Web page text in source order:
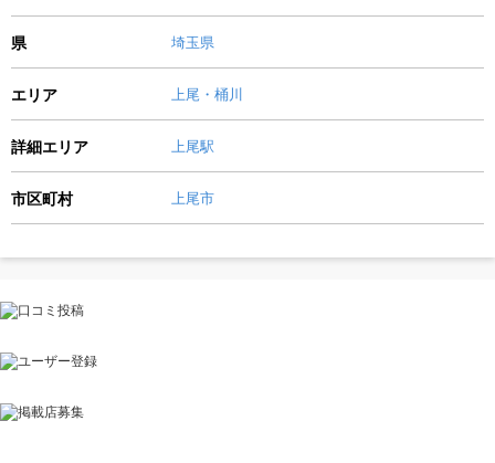
県 埼玉県
エリア 上尾・桶川
詳細エリア 上尾駅
市区町村 上尾市